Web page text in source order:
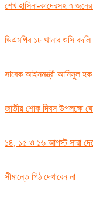
শেখ হাসিনা-কাদেরসহ ৭ জনের
ডিএমপির ১৮ থানার ওসি বদলি
সাবেক আইনমন্ত্রী আনিসুল হক
জাতীয় শোক দিবস উপলক্ষে
১৪, ১৫ ও ১৬ আগস্ট সারা
সীমান্তে পিঠ দেখাবেন না